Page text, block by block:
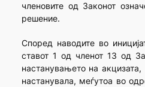
членовите од Законот
решение.
Според наводите во
ставот 1 од членот 13 од
настанувањето на
настанувала, меѓутоа во